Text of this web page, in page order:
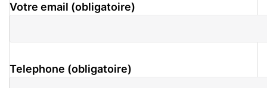
Votre email (obligatoire)
Telephone (obligatoire)